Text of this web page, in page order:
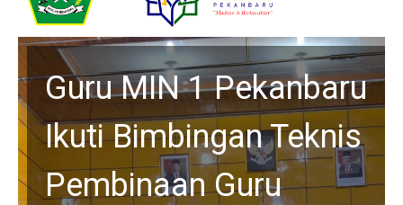
Guru MIN 1 Pekanbaru
Ikuti Bimbingan Teknis
Pembinaan Guru